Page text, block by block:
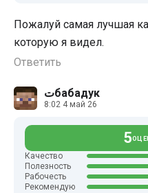
Пожалуй самая лучшая
которую я видел.
Ответить
تбабадук
8:02 4 май 26
5
Качество
Полезность
Рабочесть
Рекомендую